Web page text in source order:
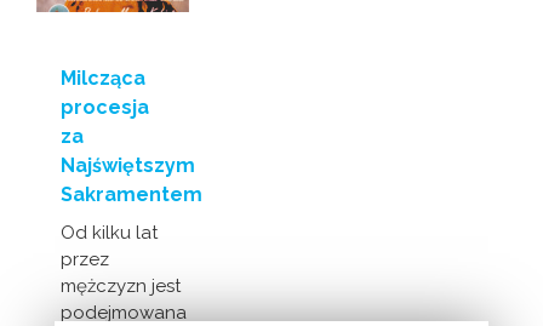
Milcząca
procesja
za
Najświętszym
Sakramentem
Od kilku lat
przez
mężczyzn jest
podejmowana